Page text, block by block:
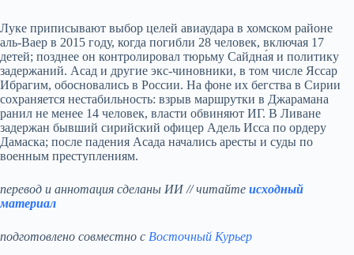
Луке приписывают выбор целей авиаудара в хомском районе
аль-Ваер в 2015 году, когда погибли 28 человек, включая 17
детей; позднее он контролировал тюрьму Сайдна́я и политику
задержаний. Асад и другие экс-чиновники, в том числе Яссар
Ибрагим, обосновались в России. На фоне их бегства в Сирии
сохраняется нестабильность: взрыв маршрутки в Джарамана
ранил не менее 14 человек, власти обвиняют ИГ. В Ливане
задержан бывший сирийский офицер Адель Исса по ордеру
Дамаска; после падения Асада начались аресты и суды по
военным преступлениям.
перевод и аннотация сделаны ИИ // читайте исходный
материал
подготовлено совместно с Восточный Курьер